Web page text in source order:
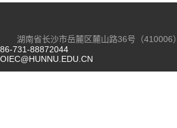
湖南省长沙市岳麓区麓山路36号（410006）
86-731-88872044
OIEC@HUNNU.EDU.CN